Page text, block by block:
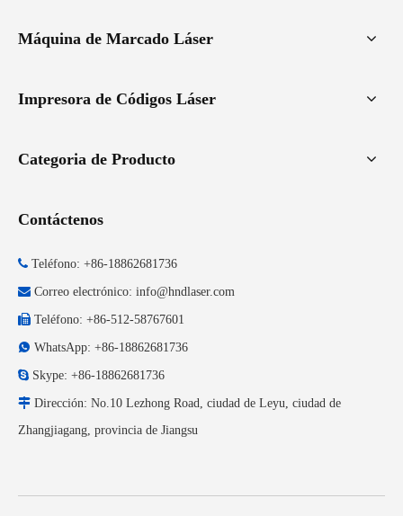
Máquina de Marcado Láser
Impresora de Códigos Láser
Categoria de Producto
Contáctenos
 Teléfono: +86-18862681736
 Correo electrónico: info@hndlaser.com
 Teléfono: +86-512-58767601
 WhatsApp: +86-18862681736
 Skype: +86-18862681736
 Dirección: No.10 Lezhong Road, ciudad de Leyu, ciudad de
Zhangjiagang, provincia de Jiangsu